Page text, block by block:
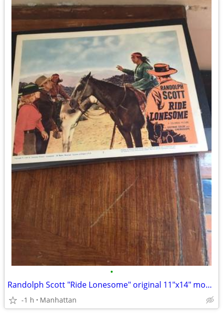
•
Randolph Scott "Ride Lonesome" original 11"x14" movie poster
-1 h Manhattan